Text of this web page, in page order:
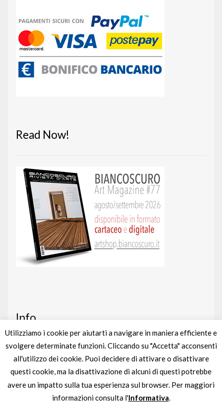
Read Now!
Info
Art shop nato da un’idea diBIANCOSCURO
Gestito completamente daliberementi
Partita IVA IT04895880963
Utilizziamo i cookie per aiutarti a navigare in maniera efficiente e
svolgere determinate funzioni. Cliccando su "Accetta" acconsenti
all'utilizzo dei cookie. Puoi decidere di attivare o disattivare
questi cookie, ma la disattivazione di alcuni di questi potrebbe
avere un impatto sulla tua esperienza sul browser. Per maggiori
informazioni consulta l'Informativa.